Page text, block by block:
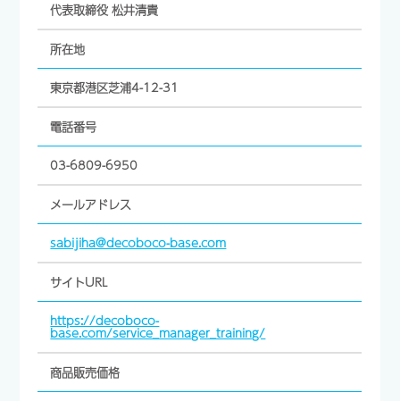
代表取締役 松井清貴
所在地
東京都港区芝浦4-12-31
電話番号
03-6809-6950
メールアドレス
sabijiha@decoboco-base.com
サイトURL
https://decoboco-
base.com/service_manager_training/
商品販売価格